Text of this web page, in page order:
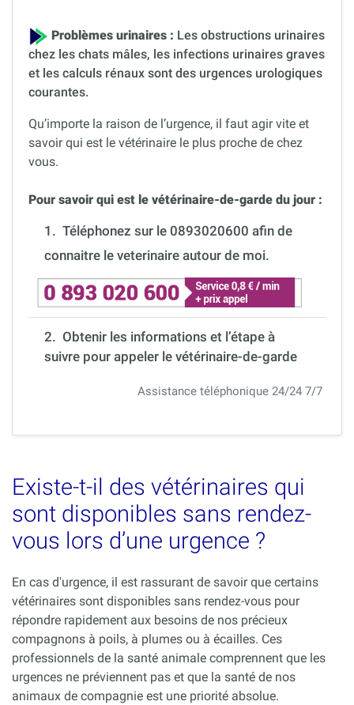
Problèmes urinaires : Les obstructions urinaires
chez les chats mâles, les infections urinaires graves
et les calculs rénaux sont des urgences urologiques
courantes.
Qu’importe la raison de l’urgence, il faut agir vite et
savoir qui est le vétérinaire le plus proche de chez
vous.
Pour savoir qui est le vétérinaire-de-garde du jour :
1. Téléphonez sur le 0893020600 afin de
connaitre le veterinaire autour de moi.
2. Obtenir les informations et l’étape à
suivre pour appeler le vétérinaire-de-garde
Assistance téléphonique 24/24 7/7
Existe-t-il des vétérinaires qui
sont disponibles sans rendez-
vous lors d’une urgence ?
En cas d'urgence, il est rassurant de savoir que certains
vétérinaires sont disponibles sans rendez-vous pour
répondre rapidement aux besoins de nos précieux
compagnons à poils, à plumes ou à écailles. Ces
professionnels de la santé animale comprennent que les
urgences ne préviennent pas et que la santé de nos
animaux de compagnie est une priorité absolue.